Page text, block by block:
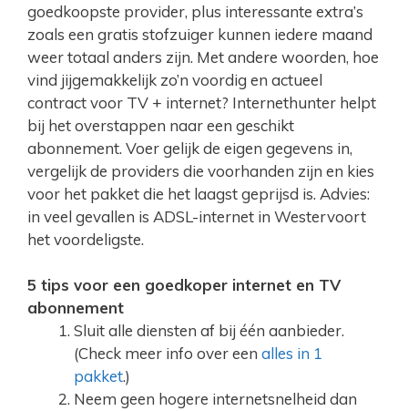
goedkoopste provider, plus interessante extra’s
zoals een gratis stofzuiger kunnen iedere maand
weer totaal anders zijn. Met andere woorden, hoe
vind jijgemakkelijk zo’n voordig en actueel
contract voor TV + internet? Internethunter helpt
bij het overstappen naar een geschikt
abonnement. Voer gelijk de eigen gegevens in,
vergelijk de providers die voorhanden zijn en kies
voor het pakket die het laagst geprijsd is. Advies:
in veel gevallen is ADSL-internet in Westervoort
het voordeligste.
5 tips voor een goedkoper internet en TV
abonnement
Sluit alle diensten af bij één aanbieder.
(Check meer info over een alles in 1
pakket.)
Neem geen hogere internetsnelheid dan